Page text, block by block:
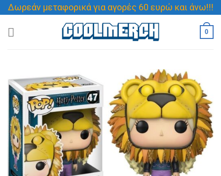
Μετάβαση
στο
περιεχόμενο
Δωρεάν μεταφορικά για αγορές 60 ευρώ και άνω!!!
0